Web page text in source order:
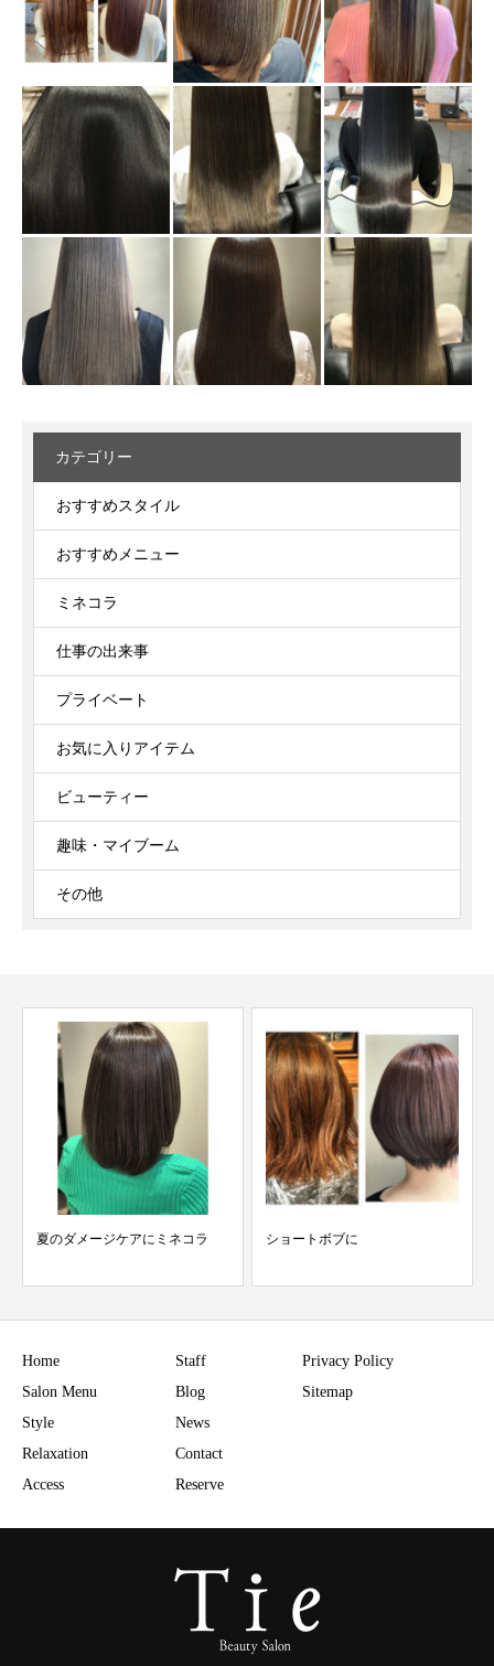
カテゴリー
おすすめスタイル
おすすめメニュー
ミネコラ
仕事の出来事
プライベート
お気に入りアイテム
ビューティー
趣味・マイブーム
その他
ショートボブに
他店のトリートメントで満足で
Home
Salon Menu
Style
Relaxation
Access
Staff
Blog
News
Contact
Reserve
Privacy Policy
Sitemap